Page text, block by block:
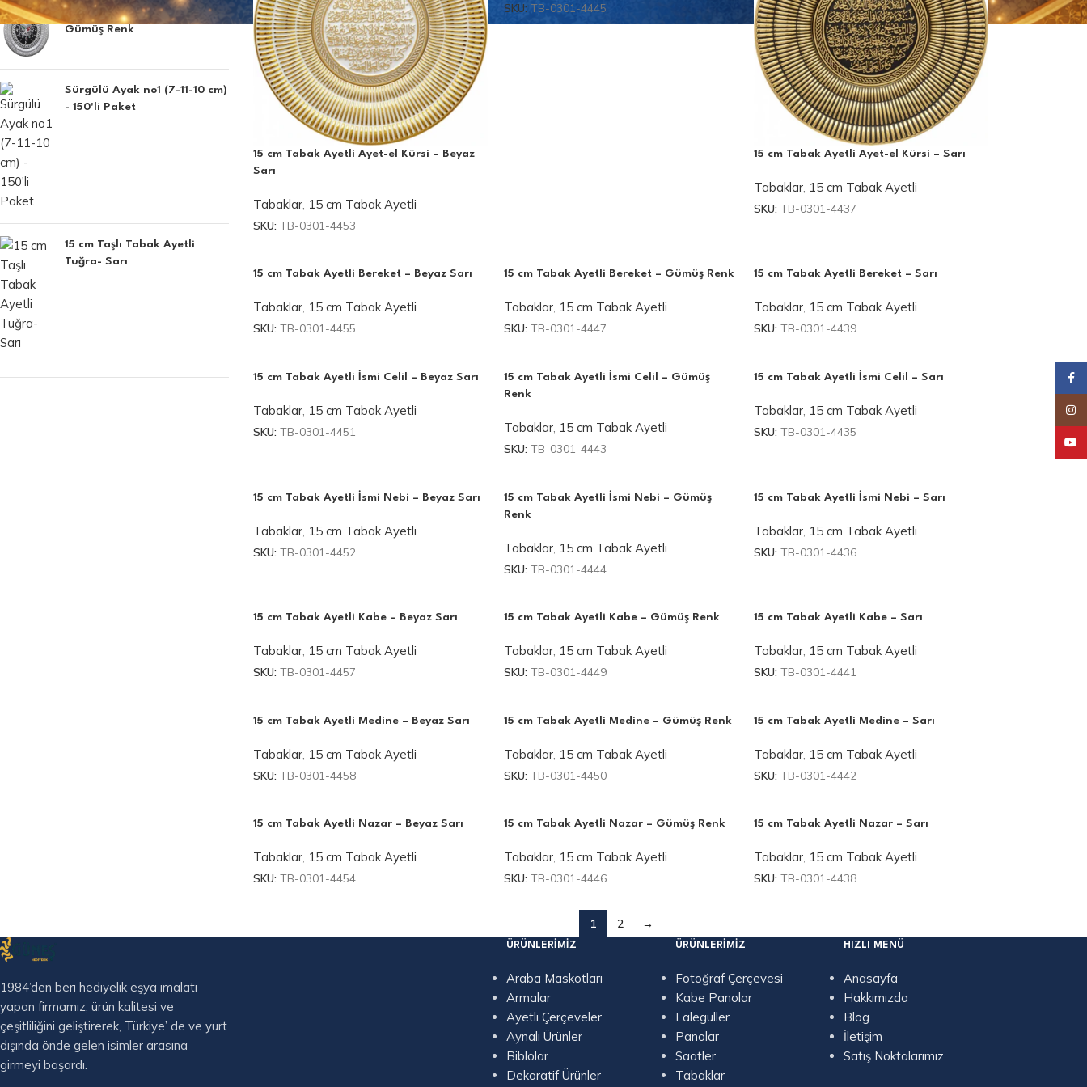
32x37 cm Armalı Saat -
Gümüş Renk
Sürgülü Ayak no1 (7-11-10 cm)
- 150'li Paket
15 cm Taşlı Tabak Ayetli
Tuğra- Sarı
15 cm Tabak Ayetli Ayet-el Kürsi – Beyaz
Sarı
Tabaklar, 15 cm Tabak Ayetli
SKU: TB-0301-4453
SKU: TB-0301-4445
15 cm Tabak Ayetli Ayet-el Kürsi – Sarı
Tabaklar 15 cm Tabak Ayetli
SKU:TB-0301-4437
15 cm Tabak Ayetli Bereket – Beyaz Sarı
Tabaklar, 15 cm Tabak Ayetli
SKU: TB-0301-4455
15 cm Tabak Ayetli Bereket – Gümüş Renk
Tabaklar, 15 cm Tabak Ayetli
SKU: TB-0301-4447
15 cm Tabak Ayetli Bereket – Sarı
Tabaklar, 15 cm Tabak Ayetli
SKU:TB-0301-4439
15 cm Tabak Ayetli İsmi Celil – Beyaz Sarı
Tabaklar, 15 cm Tabak Ayetli
SKU: TB-0301-4451
15 cm Tabak Ayetli İsmi Celil – Gümüş
Renk
Tabaklar, 15 cm Tabak Ayetli
SKU: TB-0301-4443
15 cm Tabak Ayetli İsmi Celil – Sarı
Tabaklar, 15 cm Tabak Ayetli
SKU:TB-0301-4435
15 cm Tabak Ayetli İsmi Nebi – Beyaz Sarı
Tabaklar, 15 cm Tabak Ayetli
SKU: TB-0301-4452
15 cm Tabak Ayetli İsmi Nebi – Gümüş
Renk
Tabaklar, 15 cm Tabak Ayetli
SKU: TB-0301-4444
15 cm Tabak Ayetli İsmi Nebi – Sarı
Tabaklar 15 cm Tabak Ayetli
SKU:TB-0301-4436
15 cm Tabak Ayetli Kabe – Beyaz Sarı
Tabaklar, 15 cm Tabak Ayetli
SKU: TB-0301-4457
15 cm Tabak Ayetli Kabe – Gümüş Renk
Tabaklar, 15 cm Tabak Ayetli
SKU: TB-0301-4449
15 cm Tabak Ayetli Kabe – Sarı
Tabaklar, 15 cm Tabak Ayetli
SKU:TB-0301-4441
15 cm Tabak Ayetli Medine – Beyaz Sarı
Tabaklar, 15 cm Tabak Ayetli
SKU: TB-0301-4458
15 cm Tabak Ayetli Medine – Gümüş Renk
Tabaklar, 15 cm Tabak Ayetli
SKU: TB-0301-4450
15 cm Tabak Ayetli Medine – Sarı
Tabaklar 15 cm Tabak Ayetli
SKU:TB-0301-4442
15 cm Tabak Ayetli Nazar – Beyaz Sarı
Tabaklar, 15 cm Tabak Ayetli
SKU: TB-0301-4454
15 cm Tabak Ayetli Nazar – Gümüş Renk
Tabaklar, 15 cm Tabak Ayetli
SKU: TB-0301-4446
15 cm Tabak Ayetli Nazar – Sarı
Tabaklar, 15 cm Tabak Ayetli
SKU:TB-0301-4438
1 2 →
1984’den beri hediyelik eşya imalatı
yapan firmamız, ürün kalitesi ve
çeşitliliğini geliştirerek, Türkiye’ de ve yurt
dışında önde gelen isimler arasına
girmeyi başardı.
ÜRÜNLERIMIZ
Araba Maskotları
Armalar
Ayetli Çerçeveler
Aynalı Ürünler
Biblolar
Dekoratif Ürünler
ÜRÜNLERIMIZ
Fotoğraf Çerçevesi
Kabe Panolar
Lalegüller
Panolar
Saatler
Tabaklar
HIZLI MENÜ
Anasayfa
Hakkımızda
Blog
İletişim
Satış Noktalarımız